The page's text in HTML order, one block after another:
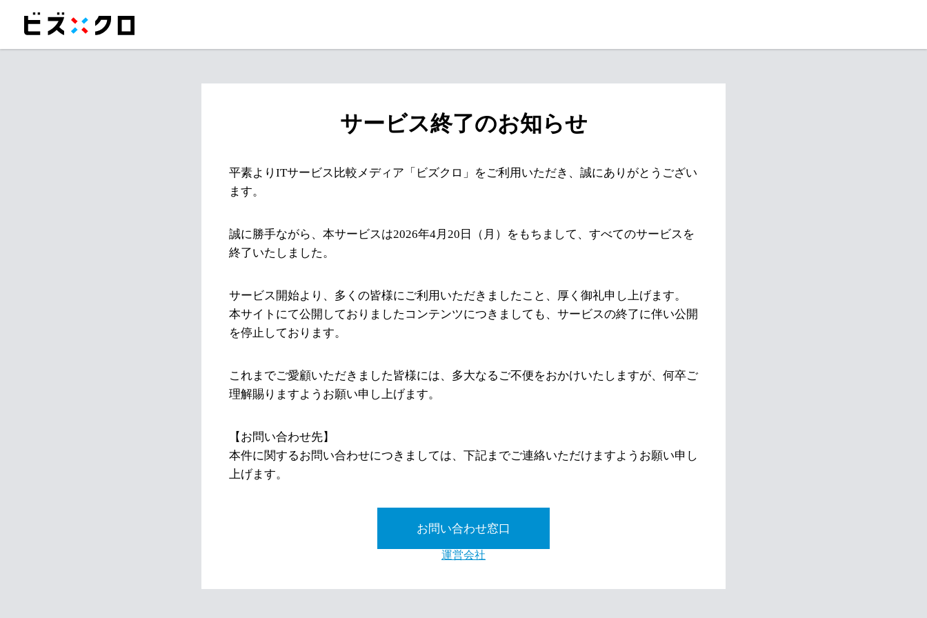
サービス終了のお知らせ
平素よりITサービス比較メディア「ビズクロ」をご利用いただき、誠にありがとうござい
ます。
誠に勝手ながら、本サービスは2026年4月20日（月）をもちまして、すべてのサービスを
終了いたしました。
サービス開始より、多くの皆様にご利用いただきましたこと、厚く御礼申し上げます。
本サイトにて公開しておりましたコンテンツにつきましても、サービスの終了に伴い公開
を停止しております。
これまでご愛顧いただきました皆様には、多大なるご不便をおかけいたしますが、何卒ご
理解賜りますようお願い申し上げます。
【お問い合わせ先】
本件に関するお問い合わせにつきましては、下記までご連絡いただけますようお願い申し
上げます。
お問い合わせ窓口
運営会社